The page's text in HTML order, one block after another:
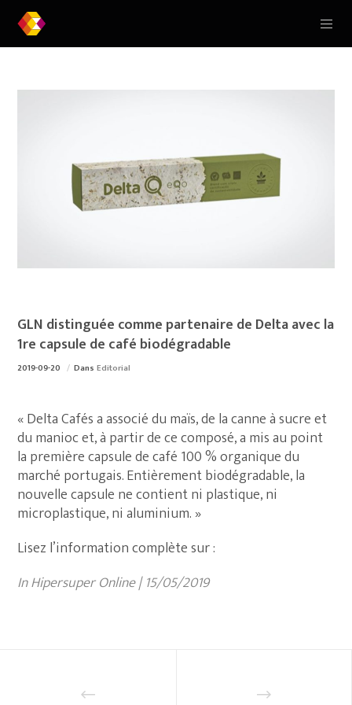
GLN distinguée comme partenaire de Delta avec la
1re capsule de café biodégradable
2019-09-20 DansEditorial
« Delta Cafés a associé du maïs, de la canne à sucre et
du manioc et, à partir de ce composé, a mis au point
la première capsule de café 100 % organique du
marché portugais. Entièrement biodégradable, la
nouvelle capsule ne contient ni plastique, ni
microplastique, ni aluminium. »
Lisez l’information complète sur :
In Hipersuper Online | 15/05/2019